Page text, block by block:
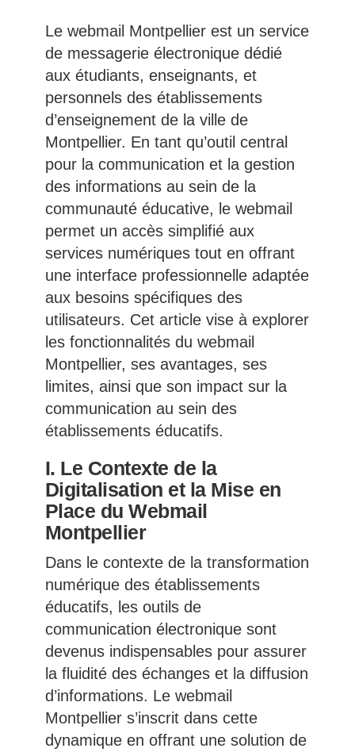
Le webmail Montpellier est un service
de messagerie électronique dédié
aux étudiants, enseignants, et
personnels des établissements
d’enseignement de la ville de
Montpellier. En tant qu’outil central
pour la communication et la gestion
des informations au sein de la
communauté éducative, le webmail
permet un accès simplifié aux
services numériques tout en offrant
une interface professionnelle adaptée
aux besoins spécifiques des
utilisateurs. Cet article vise à explorer
les fonctionnalités du webmail
Montpellier, ses avantages, ses
limites, ainsi que son impact sur la
communication au sein des
établissements éducatifs.
I. Le Contexte de la
Digitalisation et la Mise en
Place du Webmail
Montpellier
Dans le contexte de la transformation
numérique des établissements
éducatifs, les outils de
communication électronique sont
devenus indispensables pour assurer
la fluidité des échanges et la diffusion
d’informations. Le webmail
Montpellier s’inscrit dans cette
dynamique en offrant une solution de